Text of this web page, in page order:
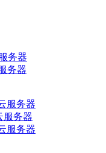
务器
务器
服务器
服务器
服务器